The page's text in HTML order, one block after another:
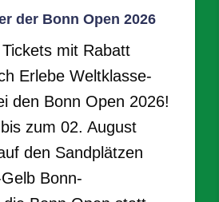
der Bonn Open 2026
mit Rabatt
Erlebe Weltklasse-
den Bonn Open 2026!
zum 02. August
den Sandplätzen
Bonn-